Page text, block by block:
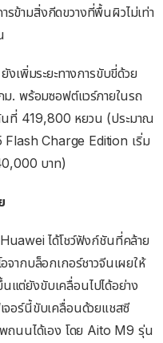
ข้ามสิ่งกีดขวางที่พื้นผิวไม่เท่า
พิ่มระยะทางการขับขี่ด้วย
. พร้อมซอฟต์แวร์ภายในรถ
นที่ 419,800 หยวน (ประมาณ
Charge Edition เริ่ม
บาท)
ได้โชว์ฟังก์ชันที่คล้าย
ากบล็อกเกอร์ชาวจีนเผยให้
แต่ยังขับเคลื่อนไปได้อย่าง
จอร์นี้ขับเคลื่อนด้วยแชสซี
ถนนได้เอง โดย Aito M9 รุ่น